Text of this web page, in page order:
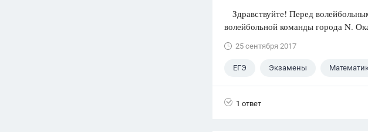
Здравствуйте! Перед
волейбольной команды города N.
25 сентября 2017
ЕГЭ Экзамены
1 ответ